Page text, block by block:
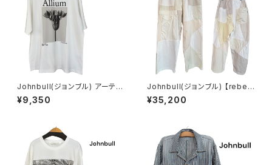
Johnbull(ジョンブル) アーティ
ストTシャツ (Karl Blossfeld
t / Allium)
¥9,350
Johnbull(ジョンブル) 【rebea
r by Johnbull】パッチワークイ
ージーパンツ
¥35,200